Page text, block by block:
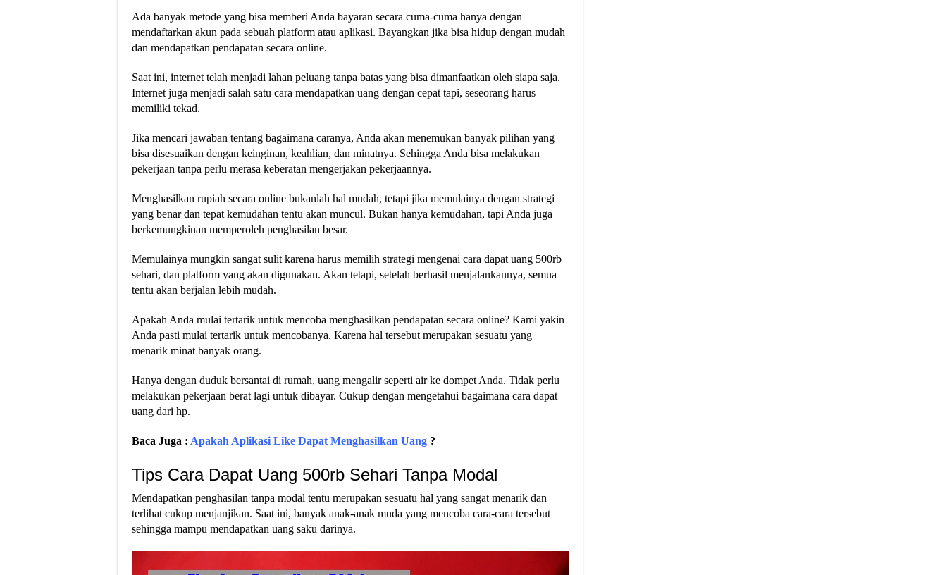
Ada banyak metode yang bisa memberi Anda bayaran secara cuma-cuma hanya dengan
mendaftarkan akun pada sebuah platform atau aplikasi. Bayangkan jika bisa hidup dengan mudah
dan mendapatkan pendapatan secara online.
Saat ini, internet telah menjadi lahan peluang tanpa batas yang bisa dimanfaatkan oleh siapa saja.
Internet juga menjadi salah satu cara mendapatkan uang dengan cepat tapi, seseorang harus
memiliki tekad.
Jika mencari jawaban tentang bagaimana caranya, Anda akan menemukan banyak pilihan yang
bisa disesuaikan dengan keinginan, keahlian, dan minatnya. Sehingga Anda bisa melakukan
pekerjaan tanpa perlu merasa keberatan mengerjakan pekerjaannya.
Menghasilkan rupiah secara online bukanlah hal mudah, tetapi jika memulainya dengan strategi
yang benar dan tepat kemudahan tentu akan muncul. Bukan hanya kemudahan, tapi Anda juga
berkemungkinan memperoleh penghasilan besar.
Memulainya mungkin sangat sulit karena harus memilih strategi mengenai cara dapat uang 500rb
sehari, dan platform yang akan digunakan. Akan tetapi, setelah berhasil menjalankannya, semua
tentu akan berjalan lebih mudah.
Apakah Anda mulai tertarik untuk mencoba menghasilkan pendapatan secara online? Kami yakin
Anda pasti mulai tertarik untuk mencobanya. Karena hal tersebut merupakan sesuatu yang
menarik minat banyak orang.
Hanya dengan duduk bersantai di rumah, uang mengalir seperti air ke dompet Anda. Tidak perlu
melakukan pekerjaan berat lagi untuk dibayar. Cukup dengan mengetahui bagaimana cara dapat
uang dari hp.
Baca Juga : Apakah Aplikasi Like Dapat Menghasilkan Uang ?
Tips Cara Dapat Uang 500rb Sehari Tanpa Modal
Mendapatkan penghasilan tanpa modal tentu merupakan sesuatu hal yang sangat menarik dan
terlihat cukup menjanjikan. Saat ini, banyak anak-anak muda yang mencoba cara-cara tersebut
sehingga mampu mendapatkan uang saku darinya.